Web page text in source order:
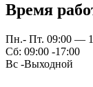
Время
Пн.- Пт. 09:00 —
Сб: 09:00 -17:00
Вс -Выходной